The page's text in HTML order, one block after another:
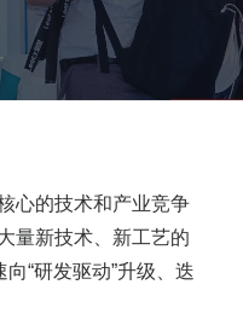
心的技术和产业竞争
量新技术、新工艺的
“研发驱动”升级、迭